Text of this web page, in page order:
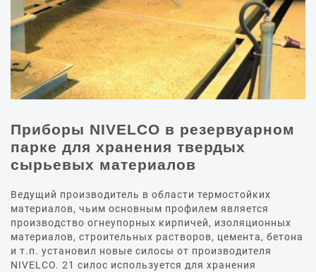
Приборы NIVELCO в резервуарном
парке для хранения твердых
сырьевых материалов
Ведущий производитель в области термостойких
материалов, чьим основным профилем является
производство огнеупорных кирпичей, изоляционных
материалов, строительных растворов, цемента, бетона
и т.п. установил новые силосы от производителя
NIVELCO. 21 силос используется для хранения